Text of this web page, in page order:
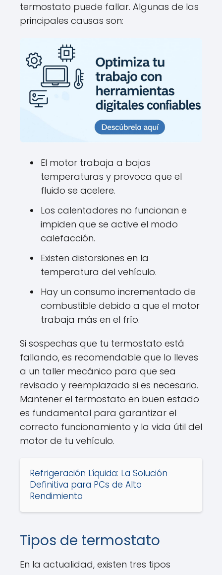
termostato puede fallar. Algunas de las
principales causas son:
El motor trabaja a bajas
temperaturas y provoca que el
fluido se acelere.
Los calentadores no funcionan e
impiden que se active el modo
calefacción.
Existen distorsiones en la
temperatura del vehículo.
Hay un consumo incrementado de
combustible debido a que el motor
trabaja más en el frío.
Si sospechas que tu termostato está
fallando, es recomendable que lo lleves
a un taller mecánico para que sea
revisado y reemplazado si es necesario.
Mantener el termostato en buen estado
es fundamental para garantizar el
correcto funcionamiento y la vida útil del
motor de tu vehículo.
Refrigeración Líquida: La Solución
Definitiva para PCs de Alto
Rendimiento
Tipos de termostato
En la actualidad, existen tres tipos